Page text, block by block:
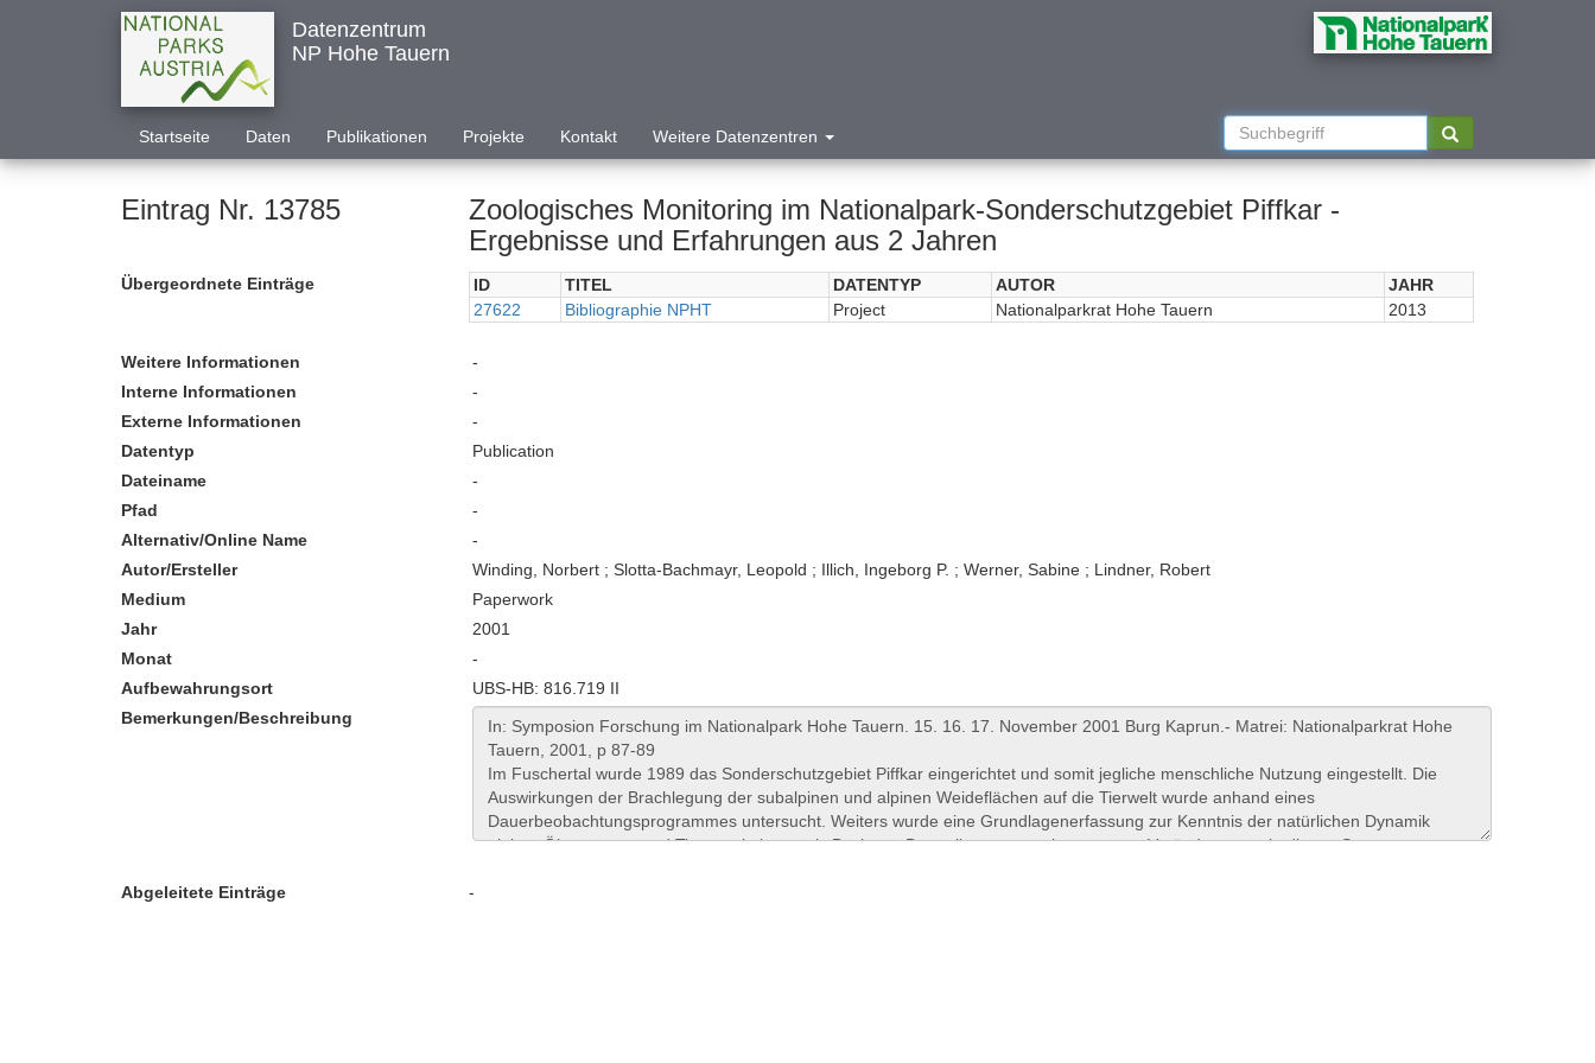
Datenzentrum
NP Hohe Tauern
Startseite Daten Publikationen Projekte Kontakt Weitere Datenzentren
Eintrag Nr. 13785
Zoologisches Monitoring im Nationalpark-Sonderschutzgebiet Piffkar -
Ergebnisse und Erfahrungen aus 2 Jahren
Übergeordnete Einträge ID TITEL DATENTYP AUTOR
JAHR
27622
Bibliographie NPHT Project Nationalparkrat Hohe Tauern 2013
Weitere Informationen
-
Interne Informationen
-
Externe Informationen
-
Datentyp
Publication
Dateiname
-
Pfad
-
Alternativ/Online Name
-
Autor/Ersteller
Winding, Norbert ; Slotta-Bachmayr, Leopold ; Illich, Ingeborg P. ; Werner, Sabine ; Lindner, Robert
Medium
Paperwork
Jahr
2001
Monat
-
Aufbewahrungsort
UBS-HB: 816.719 II
Bemerkungen/Beschreibung
Abgeleitete Einträge -